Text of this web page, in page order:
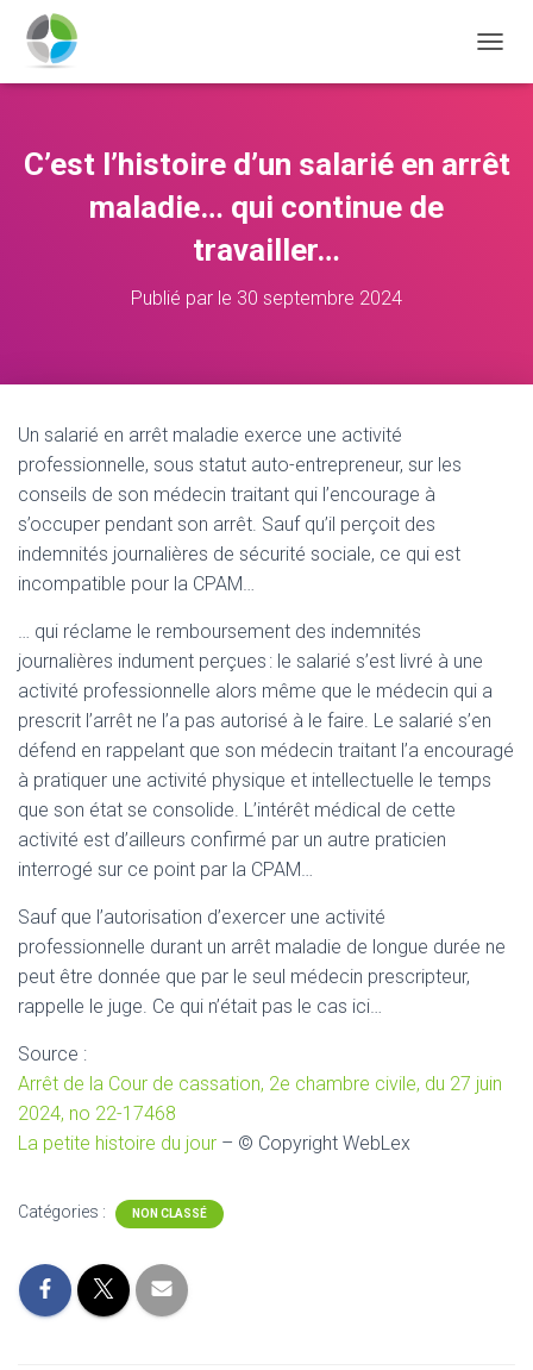
É
I
E
C’est l’histoire d’un salarié en arrêt
maladie… qui continue de
travailler…
Publié par le 30 septembre 2024
Un salarié en arrêt maladie exerce une activité
professionnelle, sous statut auto-entrepreneur, sur les
conseils de son médecin traitant qui l’encourage à
s’occuper pendant son arrêt. Sauf qu’il perçoit des
indemnités journalières de sécurité sociale, ce qui est
incompatible pour la CPAM…
… qui réclame le remboursement des indemnités
journalières indument perçues : le salarié s’est livré à une
activité professionnelle alors même que le médecin qui a
prescrit l’arrêt ne l’a pas autorisé à le faire. Le salarié s’en
défend en rappelant que son médecin traitant l’a encouragé
à pratiquer une activité physique et intellectuelle le temps
que son état se consolide. L’intérêt médical de cette
activité est d’ailleurs confirmé par un autre praticien
interrogé sur ce point par la CPAM…
Sauf que l’autorisation d’exercer une activité
professionnelle durant un arrêt maladie de longue durée ne
peut être donnée que par le seul médecin prescripteur,
rappelle le juge. Ce qui n’était pas le cas ici…
Source :
Arrêt de la Cour de cassation, 2e chambre civile, du 27 juin
2024, no 22-17468
La petite histoire du jour – © Copyright WebLex
Catégories : NON CLASSÉ